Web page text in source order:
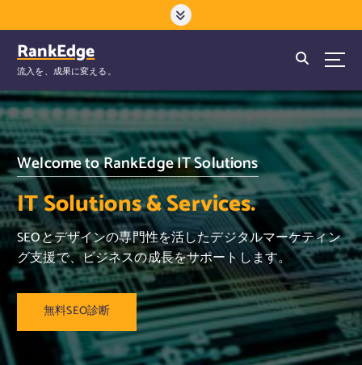
ン
へ
ス
キ
ッ
プ
RankEdge
流入を、成果に変える。
Welcome to RankEdge IT Solutions
IT Solutions & Services.
SEOとデザインの専門性を活したデジタルマーケティン
グ支援で、ビジネスの成長をサポートします。